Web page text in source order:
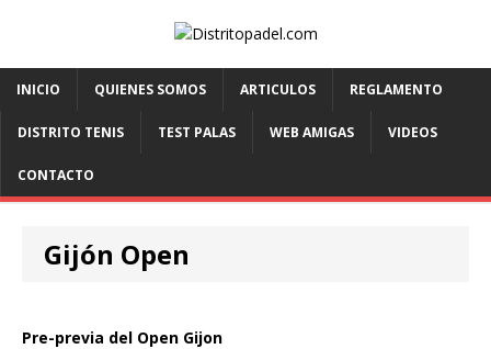
INICIO QUIENES SOMOS ARTICULOS REGLAMENTO
DISTRITO TENIS TEST PALAS WEB AMIGAS VIDEOS
CONTACTO
Gijón Open
Pre-previa del Open Gijon